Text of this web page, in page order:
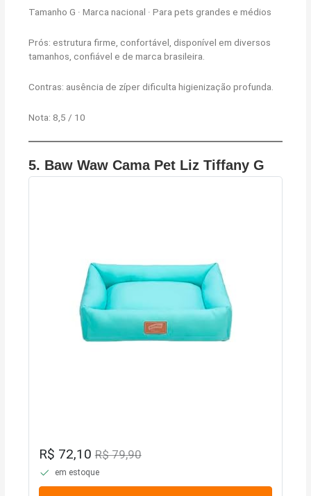
Tamanho G · Marca nacional · Para pets grandes e médios
Prós: estrutura firme, confortável, disponível em diversos
tamanhos, confiável e de marca brasileira.
Contras: ausência de zíper dificulta higienização profunda.
Nota: 8,5 / 10
5. Baw Waw Cama Pet Liz Tiffany G
R$ 72,10R$ 79,90
em estoque